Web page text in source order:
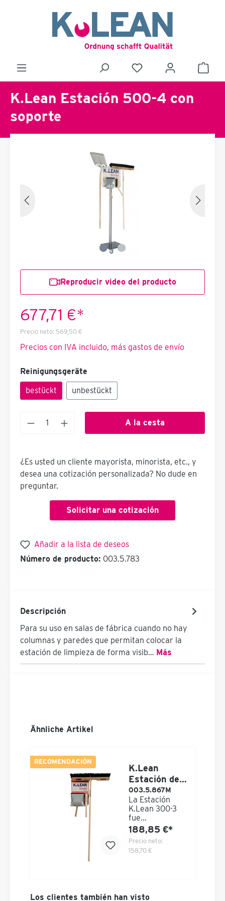
K.Lean Estación 500-4 con
soporte
Reproducir video del producto
677,71 €*
Precio neto: 569,50 €
Precios con IVA incluido, más gastos de envío
Reinigungsgeräte
bestückt
unbestückt
A la cesta
¿Es usted un cliente mayorista, minorista, etc., y
desea una cotización personalizada? No dude en
preguntar.
Solicitar una cotización
Añadir a la lista de deseos
Número de producto: 003.5.783
Descripción
Para su uso en salas de fábrica cuando no hay
columnas y paredes que permitan colocar la
estación de limpieza de forma visib… Más
Ähnliche Artikel
RECOMENDACIÓN
K.Lean
Estación de
limpieza
300-3
003.5.867M
La Estación
K.Lean 300-3
fue
desarrollada
especialmente
para el
almacén,
188,85 €*
Precio neto:
158,70 €
Los clientes también han visto